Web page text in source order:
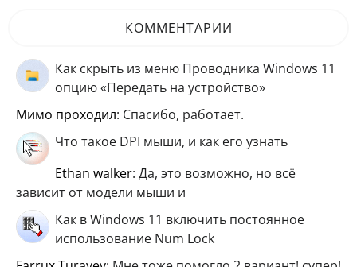
КОММЕНТАРИИ
Как скрыть из меню Проводника Windows 11
опцию «Передать на устройство»
мимо проходил: Спасибо, работает.
Что такое DPI мыши, и как его узнать
ethan walker: Да, это возможно, но всё
зависит от модели мыши и
Как в Windows 11 включить постоянное
использование Num Lock